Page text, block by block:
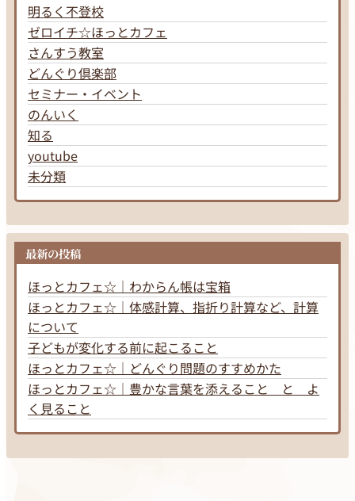
明るく不登校
ゼロイチ☆ほっとカフェ
さんすう教室
どんぐり倶楽部
セミナー・イベント
のんいく
知る
youtube
未分類
最新の投稿
ほっとカフェ☆｜わからん帳は宝箱
ほっとカフェ☆｜体感計算、指折り計算など、計算
について
子どもが変化する前に起こること
ほっとカフェ☆｜どんぐり問題のすすめかた
ほっとカフェ☆｜豊かな言葉を添えること と よ
く見ること